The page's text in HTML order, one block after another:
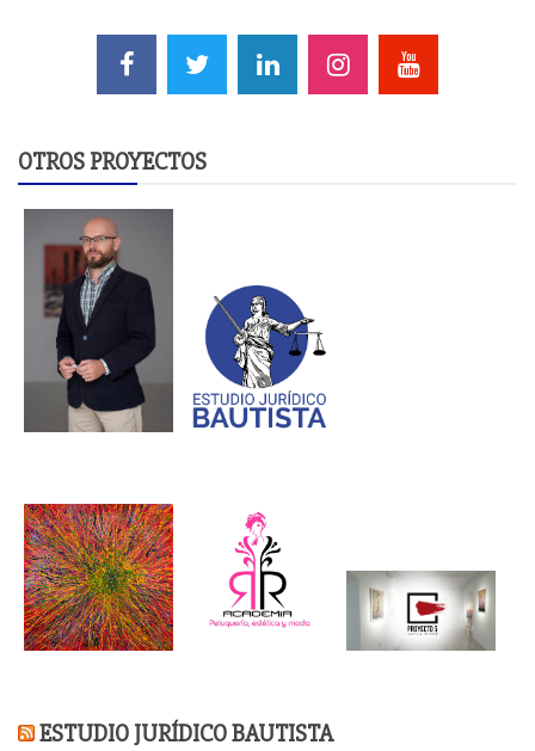
OTROS PROYECTOS
ESTUDIO JURÍDICO BAUTISTA